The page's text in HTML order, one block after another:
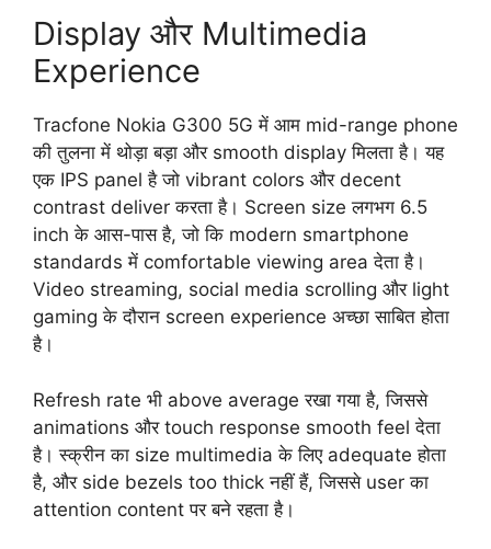
Display और Multimedia
Experience
Tracfone Nokia G300 5G में आम mid-range phone
की तुलना में थोड़ा बड़ा और smooth display मिलता है। यह
एक IPS panel है जो vibrant colors और decent
contrast deliver करता है। Screen size लगभग 6.5
inch के आस-पास है, जो कि modern smartphone
standards में comfortable viewing area देता है।
Video streaming, social media scrolling और light
gaming के दौरान screen experience अच्छा साबित होता
है।
Refresh rate भी above average रखा गया है, जिससे
animations और touch response smooth feel देता
है। स्क्रीन का size multimedia के लिए adequate होता
है, और side bezels too thick नहीं हैं, जिससे user का
attention content पर बने रहता है।